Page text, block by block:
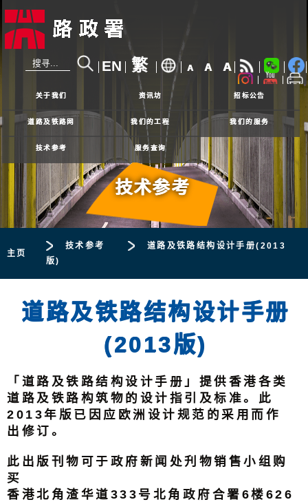
EN 繁 A A A
2926 4111
关于我们 资讯坊 招标公告
道路及铁路网 我们的工程 我们的服务
技术参考 服务查询
主页
技术参考
技术参考
道路及铁路结构设计手册(2013
版)
道路及铁路结构设计手册
(2013版)
「道路及铁路结构设计手册」提供香港各类
道路及铁路构筑物的设计指引及标准。此
2013年版已因应欧洲设计规范的采用而作
出修订。
此出版刊物可于政府新闻处刋物销售小组购
买
香港北角渣华道333号北角政府合署6楼626